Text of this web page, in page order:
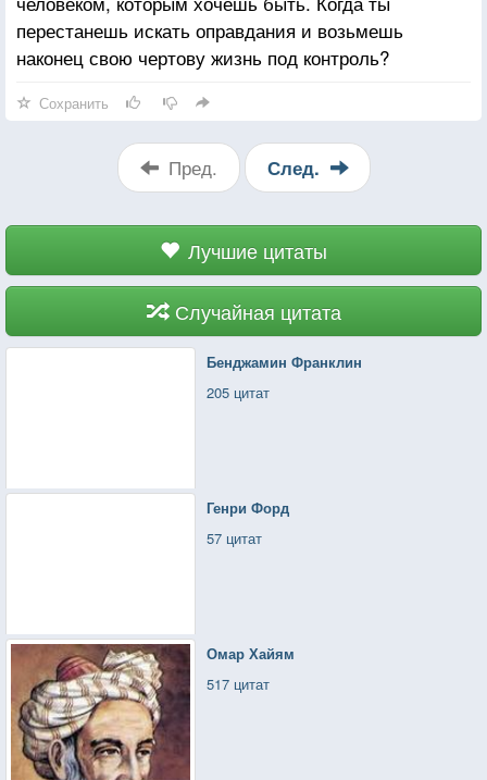
перестанешь искать оправдания и возьмешь
наконец свою чертову жизнь под контроль?
Сохранить
Пред. След.
Лучшие цитаты
Случайная цитата
Бенджамин Франклин
205 цитат
Генри Форд
57 цитат
Омар Хайям
517 цитат